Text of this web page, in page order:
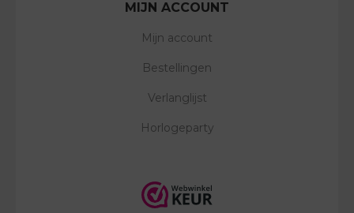
MIJN ACCOUNT
Mijn account
Bestellingen
Verlanglijst
Horlogeparty